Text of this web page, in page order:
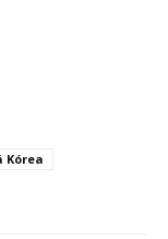
Kórea